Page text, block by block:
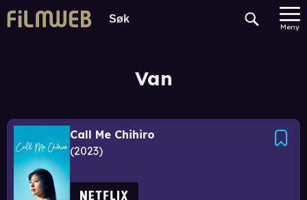
Meny
Van
Call Me Chihiro
2023